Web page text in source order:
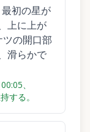
初の星が
上に上が
の開口部
滑らかで
、
する。